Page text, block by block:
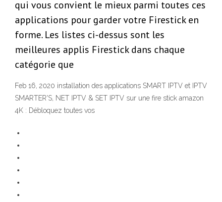
qui vous convient le mieux parmi toutes ces
applications pour garder votre Firestick en
forme. Les listes ci-dessus sont les
meilleures applis Firestick dans chaque
catégorie que
Feb 16, 2020 installation des applications SMART IPTV et IPTV
SMARTER'S, NET IPTV & SET IPTV sur une fire stick amazon
4K : Débloquez toutes vos